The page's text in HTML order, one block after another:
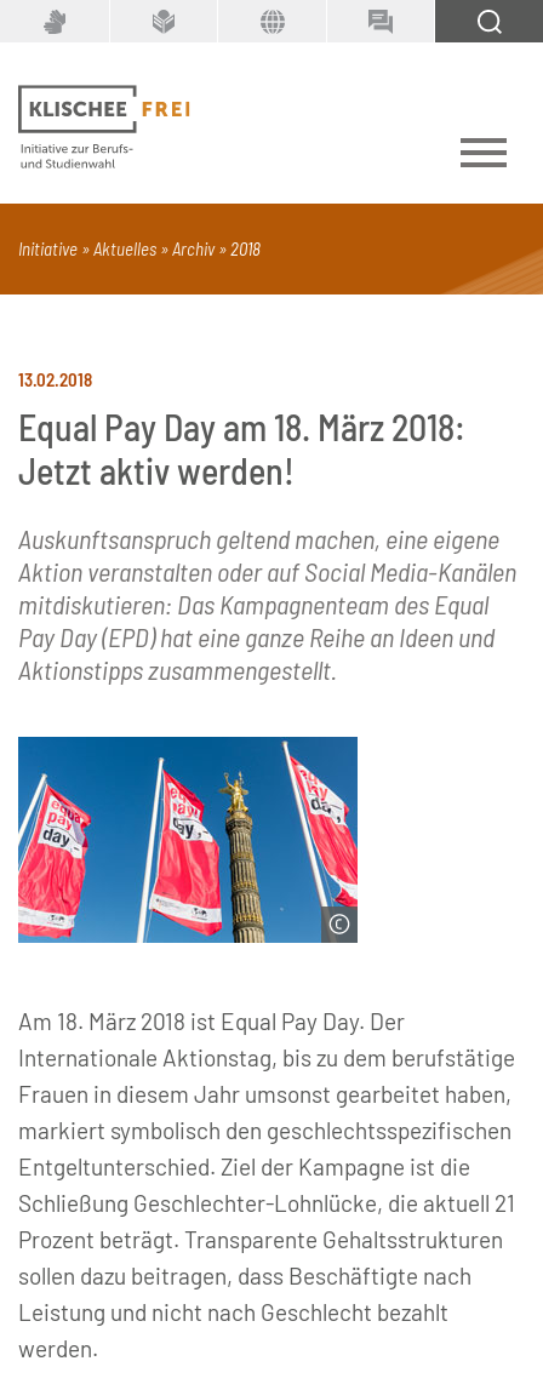
Suchbegriff
PDF Seite mit Video Alle Dokumenttypen
Initiative Aktuelles Archiv 2018
13.02.2018
Equal Pay Day am 18. März 2018:
Jetzt aktiv werden!
Auskunftsanspruch geltend machen, eine eigene
Aktion veranstalten oder auf Social Media-Kanälen
mitdiskutieren: Das Kampagnenteam des Equal
Pay Day (EPD) hat eine ganze Reihe an Ideen und
Aktionstipps zusammengestellt.
Am 18. März 2018 ist Equal Pay Day. Der
Internationale Aktionstag, bis zu dem berufstätige
Frauen in diesem Jahr umsonst gearbeitet haben,
markiert symbolisch den geschlechtsspezifischen
Entgeltunterschied. Ziel der Kampagne ist die
Schließung Geschlechter-Lohnlücke, die aktuell 21
Prozent beträgt. Transparente Gehaltsstrukturen
sollen dazu beitragen, dass Beschäftigte nach
Leistung und nicht nach Geschlecht bezahlt
werden.